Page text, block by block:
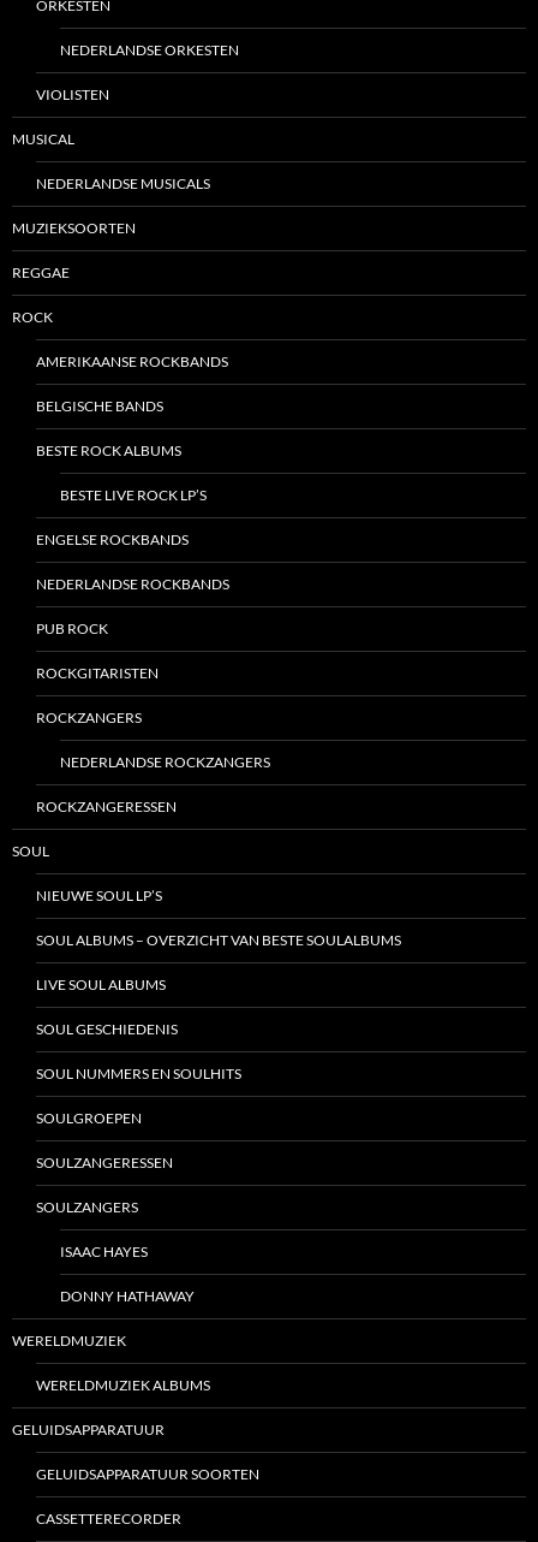
ORKESTEN
NEDERLANDSE ORKESTEN
VIOLISTEN
MUSICAL
NEDERLANDSE MUSICALS
MUZIEKSOORTEN
REGGAE
ROCK
AMERIKAANSE ROCKBANDS
BELGISCHE BANDS
BESTE ROCK ALBUMS
BESTE LIVE ROCK LP’S
ENGELSE ROCKBANDS
NEDERLANDSE ROCKBANDS
PUB ROCK
ROCKGITARISTEN
ROCKZANGERS
NEDERLANDSE ROCKZANGERS
ROCKZANGERESSEN
SOUL
NIEUWE SOUL LP’S
SOUL ALBUMS – OVERZICHT VAN BESTE SOULALBUMS
LIVE SOUL ALBUMS
SOUL GESCHIEDENIS
SOUL NUMMERS EN SOULHITS
SOULGROEPEN
SOULZANGERESSEN
SOULZANGERS
ISAAC HAYES
DONNY HATHAWAY
WERELDMUZIEK
WERELDMUZIEK ALBUMS
GELUIDSAPPARATUUR
GELUIDSAPPARATUUR SOORTEN
CASSETTERECORDER